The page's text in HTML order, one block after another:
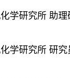
学研究所 助
学研究所 研究